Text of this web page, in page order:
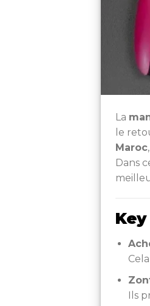
La
le
Maroc
Dans
Ils